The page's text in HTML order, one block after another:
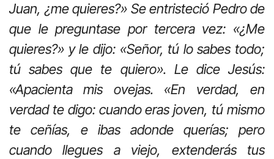
Juan, ¿me quieres?» Se entristeció Pedro de
que le preguntase por tercera vez: «¿Me
quieres?» y le dijo: «Señor, tú lo sabes todo;
tú sabes que te quiero». Le dice Jesús:
«Apacienta mis ovejas. «En verdad, en
verdad te digo: cuando eras joven, tú mismo
te ceñías, e ibas adonde querías; pero
cuando llegues a viejo, extenderás tus